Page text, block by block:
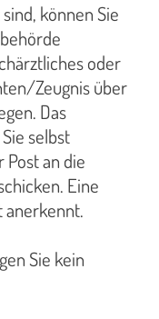
können Sie
oder
Zeugnis über
Das
selbst
Post an die
Eine
anerkennt.
Sie kein